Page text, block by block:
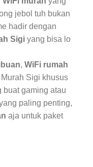
jebol tuh bukan
hadir dengan
Sigi yang bisa lo
, WiFi rumah
Sigi khusus
buat gaming atau
paling penting,
aja untuk paket